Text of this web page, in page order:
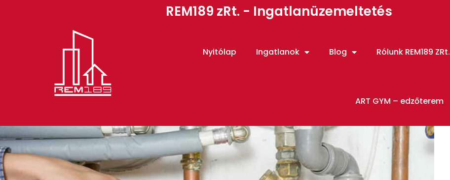
REM189 zRt. - Ingatlanüzemeltetés
Nyitólap Ingatlanok Blog Rólunk REM189 ZRt.
ART GYM – edzőterem